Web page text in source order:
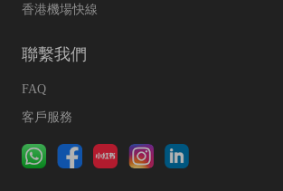
香港機場快線
聯繫我們
FAQ
客戶服務